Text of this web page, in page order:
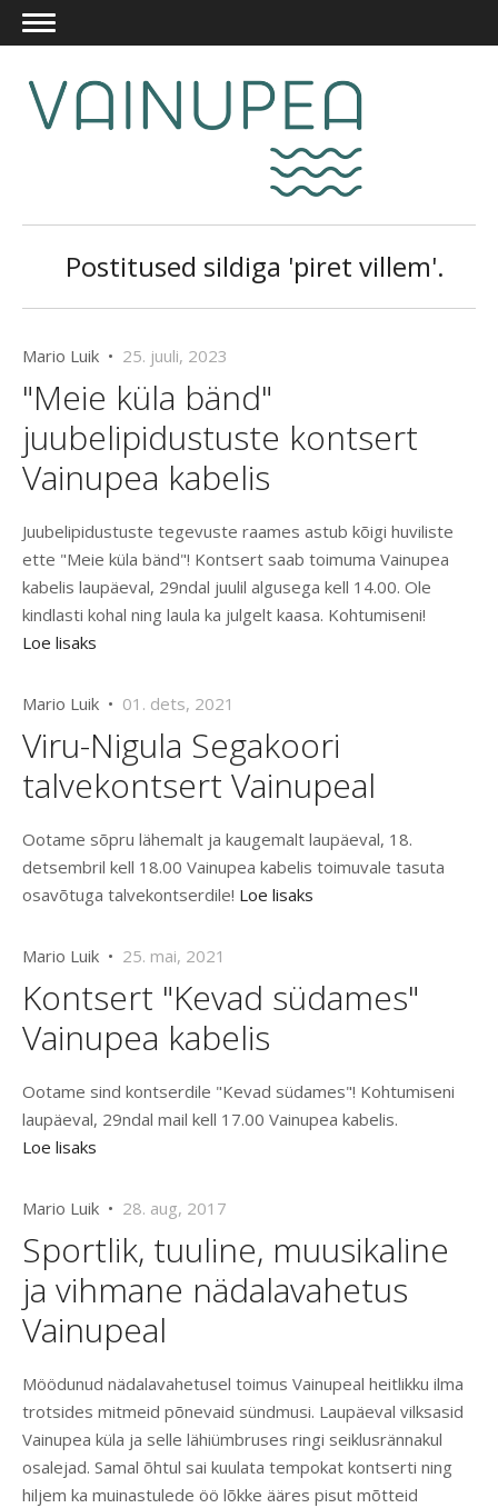
Postitused sildiga 'piret villem'.
Mario Luik • 25. juuli, 2023
"Meie küla bänd"
juubelipidustuste kontsert
Vainupea kabelis
Juubelipidustuste tegevuste raames astub kõigi huviliste
ette "Meie küla bänd"! Kontsert saab toimuma Vainupea
kabelis laupäeval, 29ndal juulil algusega kell 14.00. Ole
kindlasti kohal ning laula ka julgelt kaasa. Kohtumiseni!
Loe lisaks
Mario Luik • 01. dets, 2021
Viru-Nigula Segakoori
talvekontsert Vainupeal
Ootame sõpru lähemalt ja kaugemalt laupäeval, 18.
detsembril kell 18.00 Vainupea kabelis toimuvale tasuta
osavõtuga talvekontserdile! Loe lisaks
Mario Luik • 25. mai, 2021
Kontsert "Kevad südames"
Vainupea kabelis
Ootame sind kontserdile "Kevad südames"! Kohtumiseni
laupäeval, 29ndal mail kell 17.00 Vainupea kabelis.
Loe lisaks
Mario Luik • 28. aug, 2017
Sportlik, tuuline, muusikaline
ja vihmane nädalavahetus
Vainupeal
Möödunud nädalavahetusel toimus Vainupeal heitlikku ilma
trotsides mitmeid põnevaid sündmusi. Laupäeval vilksasid
Vainupea küla ja selle lähiümbruses ringi seiklusrännakul
osalejad. Samal õhtul sai kuulata tempokat kontserti ning
hiljem ka muinastulede öö lõkke ääres pisut mõtteid